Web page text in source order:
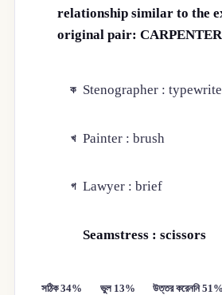
relationship similar to the
original pair:
ক Stenographer :
খ Painter : brush
গ Lawyer : brief
Seamstress : scissors
সঠিক 34% ভুল 13% উত্তর করেননি 51%